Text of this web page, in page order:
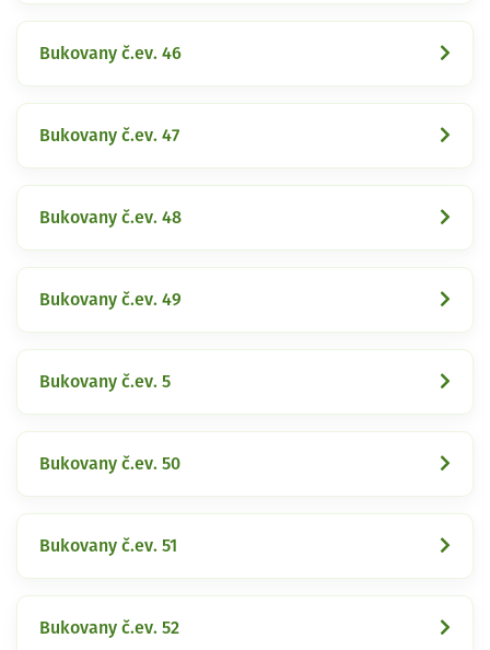
Bukovany č.ev. 46
Bukovany č.ev. 47
Bukovany č.ev. 48
Bukovany č.ev. 49
Bukovany č.ev. 5
Bukovany č.ev. 50
Bukovany č.ev. 51
Bukovany č.ev. 52